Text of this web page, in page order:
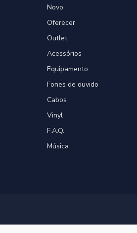
Novo
Oferecer
Outlet
Acessórios
Equipamento
Fones de ouvido
Cabos
Vinyl
F.A.Q.
Música